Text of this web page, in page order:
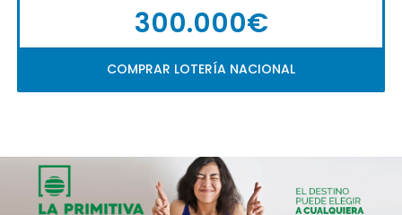
300.000€
COMPRAR LOTERÍA NACIONAL